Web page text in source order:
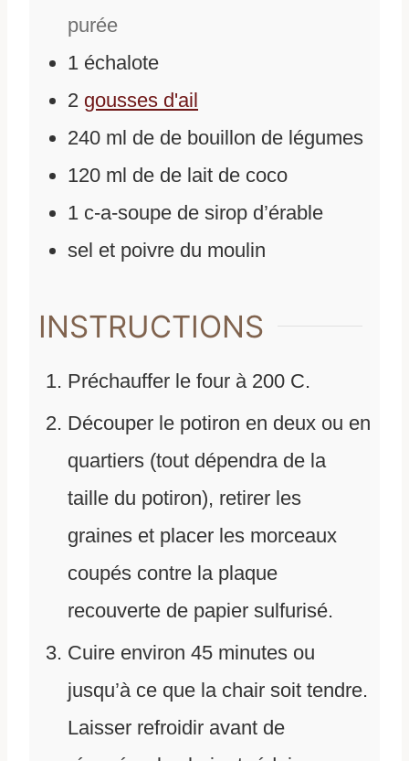
purée
1 échalote
2 gousses d'ail
240 ml de de bouillon de légumes
120 ml de de lait de coco
1 c-a-soupe de sirop d’érable
sel et poivre du moulin
INSTRUCTIONS
Préchauffer le four à 200 C.
Découper le potiron en deux ou en
quartiers (tout dépendra de la
taille du potiron), retirer les
graines et placer les morceaux
coupés contre la plaque
recouverte de papier sulfurisé.
Cuire environ 45 minutes ou
jusqu’à ce que la chair soit tendre.
Laisser refroidir avant de